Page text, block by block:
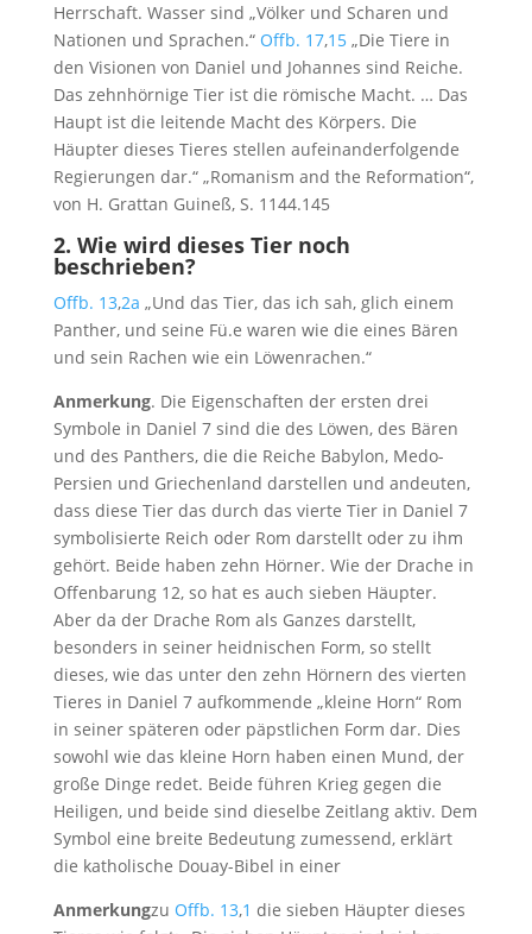
Herrschaft. Wasser sind „Völker und Scharen und
Nationen und Sprachen.“ Offb. 17,15„Die Tiere in
den Visionen von Daniel und Johannes sind Reiche.
Das zehnhörnige Tier ist die römische Macht. … Das
Haupt ist die leitende Macht des Körpers. Die
Häupter dieses Tieres stellen aufeinanderfolgende
Regierungen dar.“ „Romanism and the Reformation“,
von H. Grattan Guineß, S. 1144.145
2. Wie wird dieses Tier noch
beschrieben?
Offb. 13,2a „Und das Tier, das ich sah, glich einem
Panther, und seine Fü.e waren wie die eines Bären
und sein Rachen wie ein Löwenrachen.“
Anmerkung. Die Eigenschaften der ersten drei
Symbole in Daniel 7sind die des Löwen, des Bären
und des Panthers, die die Reiche Babylon, Medo-
Persien und Griechenland darstellen und andeuten,
dass diese Tier das durch das vierte Tier in Daniel 7
symbolisierte Reich oder Rom darstellt oder zu ihm
gehört. Beide haben zehn Hörner. Wie der Drache in
Offenbarung 12, so hat es auch sieben Häupter.
Aber da der Drache Rom als Ganzes darstellt,
besonders in seiner heidnischen Form, so stellt
dieses, wie das unter den zehn Hörnern des vierten
Tieres in Daniel 7aufkommende „kleine Horn“ Rom
in seiner späteren oder päpstlichen Form dar. Dies
sowohl wie das kleine Horn haben einen Mund, der
große Dinge redet. Beide führen Krieg gegen die
Heiligen, und beide sind dieselbe Zeitlang aktiv. Dem
Symbol eine breite Bedeutung zumessend, erklärt
die katholische Douay-Bibel in einer
Anmerkungzu Offb. 13,1 die sieben Häupter dieses